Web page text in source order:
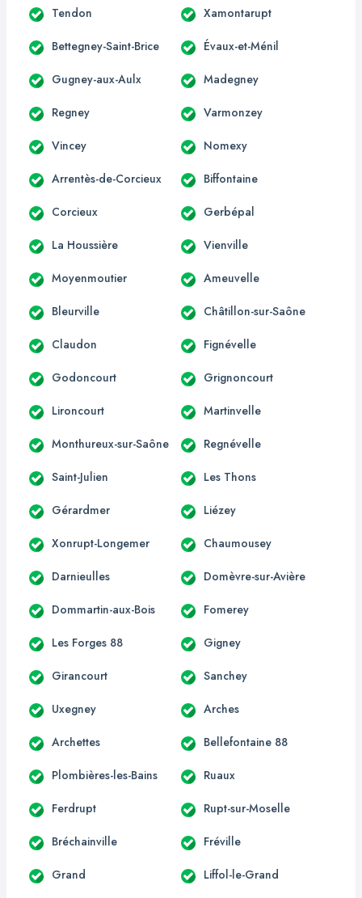
Tendon Xamontarupt
Bettegney-Saint-Brice Évaux-et-Ménil
Gugney-aux-Aulx Madegney
Regney Varmonzey
Vincey Nomexy
Arrentès-de-Corcieux Biffontaine
Corcieux Gerbépal
La Houssière Vienville
Moyenmoutier Ameuvelle
Bleurville Châtillon-sur-Saône
Claudon Fignévelle
Godoncourt Grignoncourt
Lironcourt Martinvelle
Monthureux-sur-Saône Regnévelle
Saint-Julien Les Thons
Gérardmer Liézey
Xonrupt-Longemer Chaumousey
Darnieulles Domèvre-sur-Avière
Dommartin-aux-Bois Fomerey
Les Forges 88 Gigney
Girancourt Sanchey
Uxegney Arches
Archettes Bellefontaine 88
Plombières-les-Bains Ruaux
Ferdrupt Rupt-sur-Moselle
Bréchainville Fréville
Grand Liffol-le-Grand